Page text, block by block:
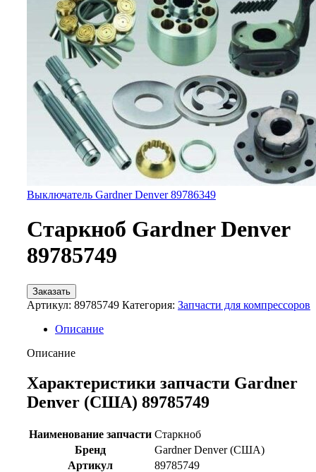
Выключатель Gardner Denver 89786349
Старкноб Gardner Denver
89785749
Заказать
Артикул: 89785749 Категория: Запчасти для компрессоров
Описание
Описание
Характеристики запчасти Gardner
Denver (США) 89785749
Наименование запчасти Старкноб
Бренд
Gardner Denver (США)
Артикул
89785749